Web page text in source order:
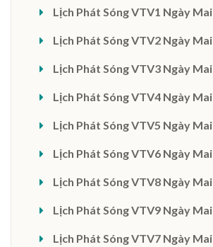
Lịch Phát Sóng VTV1 Ngày Mai
Lịch Phát Sóng VTV2 Ngày Mai
Lịch Phát Sóng VTV3 Ngày Mai
Lịch Phát Sóng VTV4 Ngày Mai
Lịch Phát Sóng VTV5 Ngày Mai
Lịch Phát Sóng VTV6 Ngày Mai
Lịch Phát Sóng VTV8 Ngày Mai
Lịch Phát Sóng VTV9 Ngày Mai
Lịch Phát Sóng VTV7 Ngày Mai